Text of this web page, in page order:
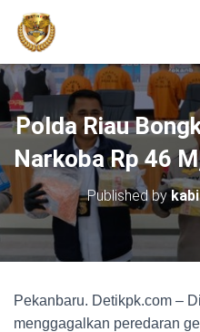
Polda Riau
Narkoba Rp 46
Published by
Pekanbaru. Detikpk.com –
menggagalkan peredaran